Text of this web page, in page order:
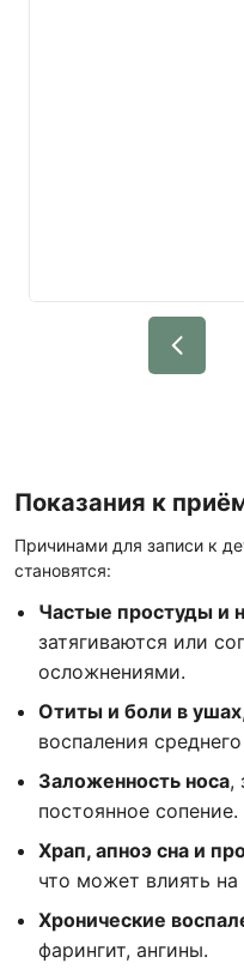
Показания к
Причинами для записи к
становятся:
Частые простуды и
затягиваются или
осложнениями.
Отиты и боли в ушах
воспаления
Заложенность носа,
постоянное сопение.
Храп, апноэ сна и
что может влиять на
Хронические
фарингит, ангины.